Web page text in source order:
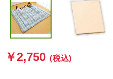
￥2,750 (税込)